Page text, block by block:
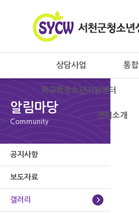
상담사업 통
학교밖청소년지원센터
센터소개
알림마당
Community
공지사항
보도자료
갤러리